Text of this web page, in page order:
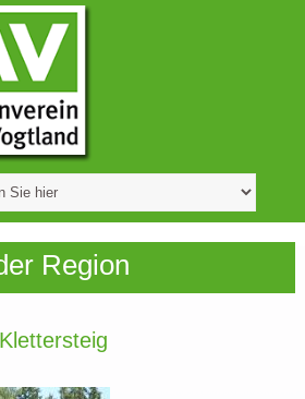
Region